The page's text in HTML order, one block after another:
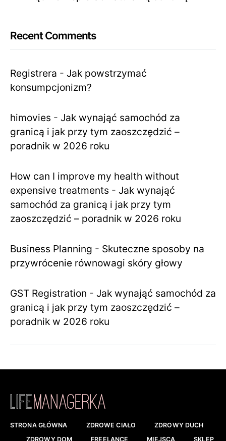
Recent Comments
Registrera - Jak powstrzymać
konsumpcjonizm?
himovies - Jak wynająć samochód za
granicą i jak przy tym zaoszczędzić –
poradnik w 2026 roku
How can I improve my health without
expensive treatments - Jak wynająć
samochód za granicą i jak przy tym
zaoszczędzić – poradnik w 2026 roku
Business Planning - Skuteczne sposoby na
przywrócenie równowagi skóry głowy
GST Registration - Jak wynająć samochód za
granicą i jak przy tym zaoszczędzić –
poradnik w 2026 roku
STRONA GŁÓWNA ZDROWE CIAŁO
ZDROWY DUCH
ZDROWY DOM
FREELANCE MIEJSCA SKLEP